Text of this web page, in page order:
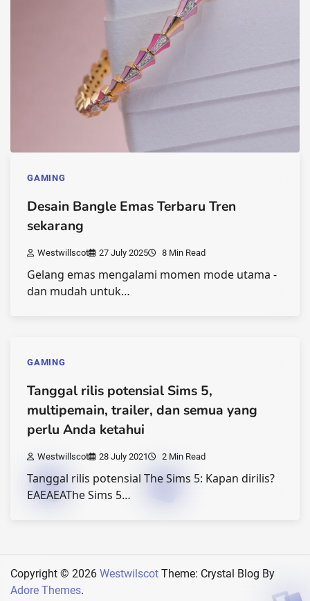
GAMING
Desain Bangle Emas Terbaru Tren
sekarang
Westwillscot 27 July 2025 8 Min Read
Gelang emas mengalami momen mode utama -
dan mudah untuk…
GAMING
Tanggal rilis potensial Sims 5,
multipemain, trailer, dan semua yang
perlu Anda ketahui
Westwillscot 28 July 2021 2 Min Read
Tanggal rilis potensial The Sims 5: Kapan dirilis?
EAEAEAThe Sims 5…
Copyright © 2026 Westwilscot Theme: Crystal Blog By
Adore Themes.